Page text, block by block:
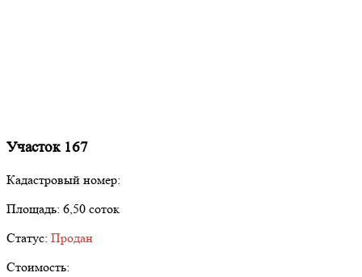
Участок 167
Кадастровый номер:
Площадь: 6,50 соток
Статус: Продан
Стоимость: